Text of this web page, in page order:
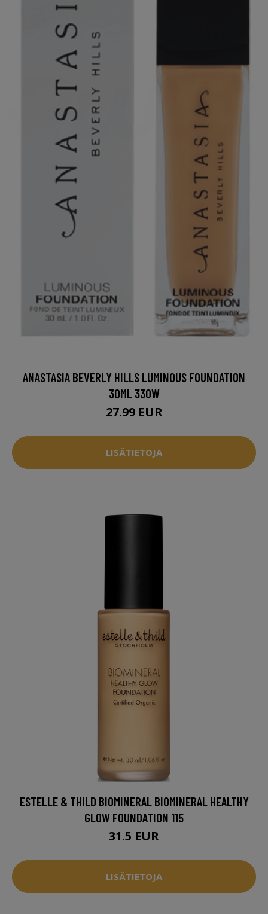
ANASTASIA BEVERLY HILLS LUMINOUS FOUNDATION
30ML 330W
27.99 EUR
LISÄTIETOJA
ESTELLE & THILD BIOMINERAL BIOMINERAL HEALTHY
GLOW FOUNDATION 115
31.5 EUR
LISÄTIETOJA